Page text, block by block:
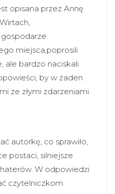
opisana przez Annę
miejsca,poprosili
ale bardzo naciskali
by w żaden
ze złymi zdarzeniami.
autorkę, co sprawiło,
postaci, silniejsze
W odpowiedzi
czytelniczkom